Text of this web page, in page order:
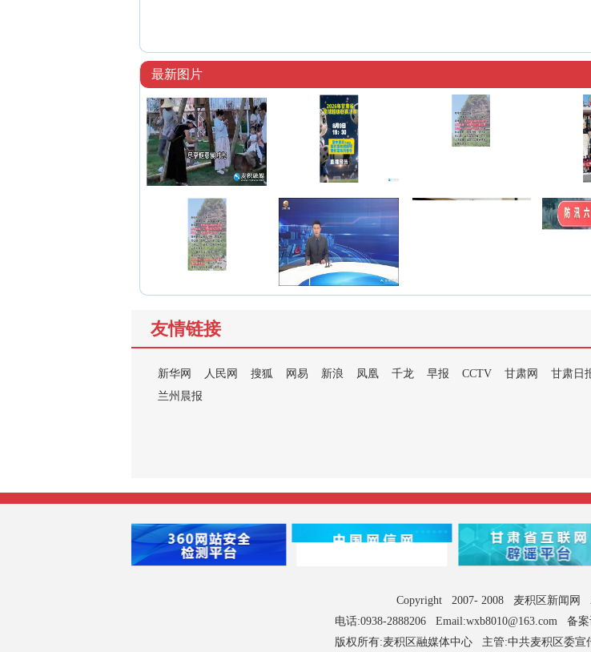
最新图片
友情链接
新华网 人民网 搜狐 网易 新浪 凤凰 千龙 早报 CCTV 甘肃网 甘肃日
兰州晨报
Copyright 2007- 2008 麦积区新闻网
电话:0938-2888206 Email:wxb8010@163.com 备案
版权所有:麦积区融媒体中心 主管:中共麦积区委